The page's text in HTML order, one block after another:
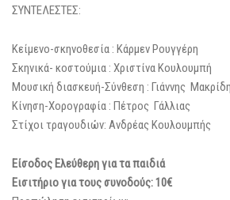
ΣΥΝΤΕΛΕΣΤΕΣ:
Κείμενο-σκηνοθεσία : Κάρμεν Ρουγγέρη
Σκηνικά- κοστούμια : Χριστίνα Κουλουμπή
Μουσική διασκευή-Σύνθεση : Γιάννης
Κίνηση-Χορογραφία : Πέτρος Γάλλιας
Στίχοι τραγουδιών: Ανδρέας Κουλουμπής
Είσοδος Ελεύθερη για τα παιδιά
Εισιτήριο για τους συνοδούς: 10€